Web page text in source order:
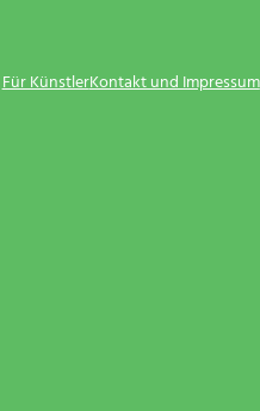
Für KünstlerKontakt und Impressum